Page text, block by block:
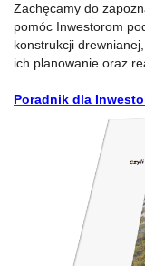
Zachęcamy do
pomóc Inwestorom
konstrukcji
ich planowanie oraz
Poradnik dla